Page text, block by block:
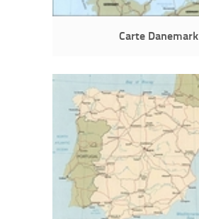
Carte Danemark